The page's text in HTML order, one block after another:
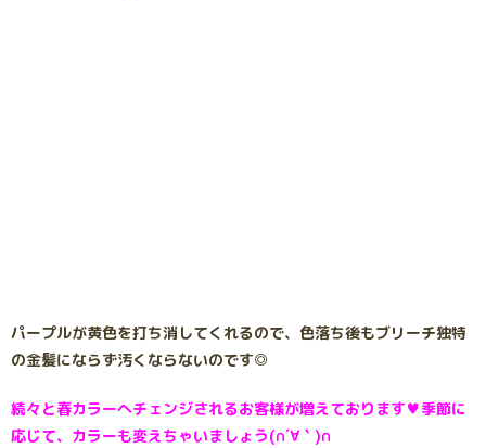
パープルが黄色を打ち消してくれるので、色落ち後もブリーチ独特
の金髪にならず汚くならないのです◎
続々と春カラーへチェンジされるお客様が増えております♥季節に
応じて、カラーも変えちゃいましょう(∩´∀｀)∩